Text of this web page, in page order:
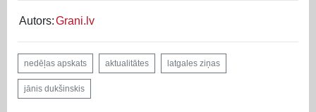
Autors:Grani.lv
nedēļas apskats aktualitātes latgales ziņas
jānis dukšinskis